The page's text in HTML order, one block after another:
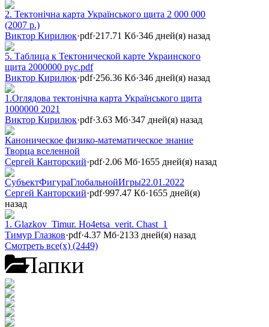
2. Тектонічна карта Українського щита 2 000 000
(2007 р.)
Виктор Кирилюк·pdf·217.71 Кб·346 дней(я) назад
5. Таблица к Тектонической карте Украинского
щита 2000000 рус.pdf
Виктор Кирилюк·pdf·256.36 Кб·346 дней(я) назад
1.Оглядова тектонічна карта Українського щита
1000000 2021
Виктор Кирилюк·pdf·3.63 Мб·347 дней(я) назад
Каноническое физико-математическое знание
Творца вселенной
Сергей Канторский·pdf·2.06 Мб·1655 дней(я) назад
СубъектФигураГлобальнойИгры22.01.2022
Сергей Канторский·pdf·997.47 Кб·1655 дней(я)
назад
1. Glazkov_Timur. Ho4etsa_verit. Chast_1
Тимур Глазков·pdf·4.37 Мб·2133 дней(я) назад
Смотреть все(х) (2449)
Папки